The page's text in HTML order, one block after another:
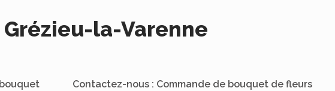
la-Varenne
Contactez-nous : Commande de bouquet de fleurs